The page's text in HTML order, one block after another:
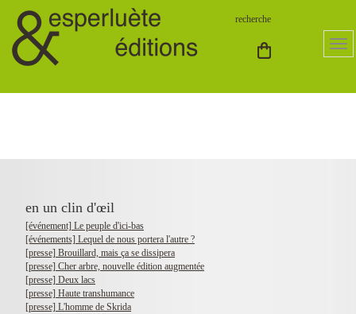
en un clin d'œil
[événement] Le peuple d'ici-bas
[événements] Lequel de nous portera l'autre ?
[presse] Brouillard, mais ça se dissipera
[presse] Cher arbre, nouvelle édition augmentée
[presse] Deux lacs
[presse] Haute transhumance
[presse] L'homme de Skrida